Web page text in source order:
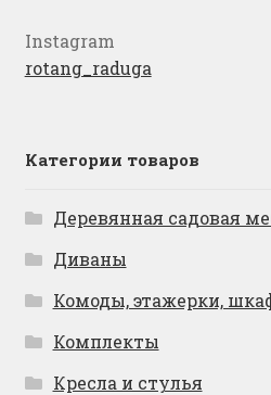
Instagram
rotang_raduga
Категории товаров
Деревянная садовая
Диваны
Комоды, этажерки,
Комплекты
Кресла и стулья